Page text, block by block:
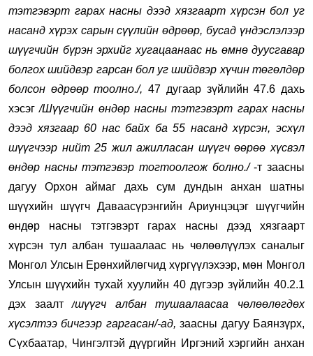
тэтгэвэрт гарах насны дээд хязгаарт хүрсэн бол уг
насанд хүрэх сарын сүүлийн өдрөөр, бусад үндэслэлээр
шүүгчийн бүрэн эрхийг хугацаанаас нь өмнө дуусгавар
болгох шийдвэр гарсан бол уг шийдвэр хүчин төгөлдөр
болсон өдрөөр тоолно./, 47 дугаар зүйлийн 47.6 дахь
хэсэг/Шүүгчийн өндөр насны тэтгэвэрт гарах насны
дээд хязгаар 60 нас байх ба 55 насанд хүрсэн, эсхүл
шүүгчээр нийт 25 жил ажилласан шүүгч өөрөө хүсвэл
өндөр насны тэтгэвэр тогтоолгож болно./-т заасны
дагуу Орхон аймаг дахь сум дундын анхан шатны
шүүхийн шүүгч Даваасүрэнгийн Ариунцэцэг шүүгчийн
өндөр насны тэтгэвэрт гарах насны дээд хязгаарт
хүрсэн тул албан тушаалаас нь чөлөөлүүлэх саналыг
Монгол Улсын Ерөнхийлөгчид хүргүүлэхээр, мөн Монгол
Улсын шүүхийн тухай хуулийн 40 дүгээр зүйлийн 40.2.1
дэх заалт/шүүгч албан тушаалаасаа чөлөөлөгдөх
хүсэлтээ бичгээр гаргасан/-ад, заасны дагуу Баянзүрх,
Сүхбаатар, Чингэлтэй дүүргийн Иргэний хэргийн анхан